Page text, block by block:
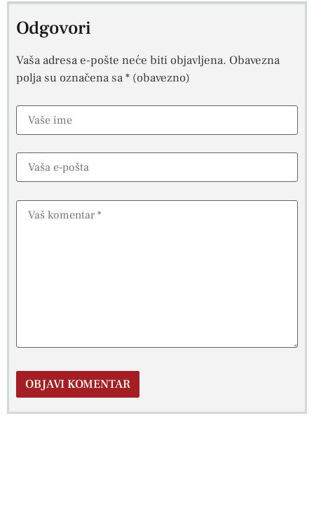
Odgovori
Vaša adresa e-pošte neće biti objavljena. Obavezna
polja su označena sa* (obavezno)